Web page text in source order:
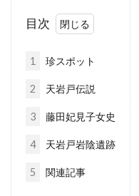
目次
1 珍スポット
2 天岩戸伝説
3 藤田妃見子女史
4 天岩戸岩陰遺跡
5 関連記事